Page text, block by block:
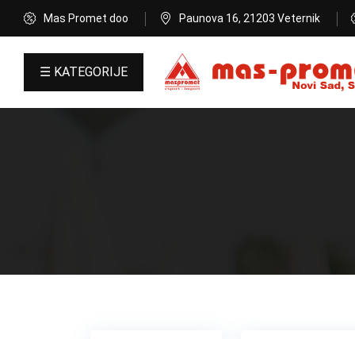
Mas Promet doo Paunova 16, 21203 Veternik
☰ KATEGORIJE